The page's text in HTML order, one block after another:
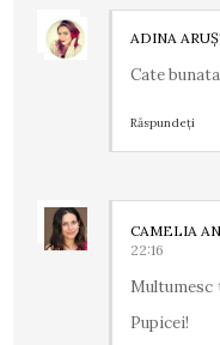
ADINA
Cate
Răspundeți
CAMELIA
22:16
Multumesc
Pupicei!